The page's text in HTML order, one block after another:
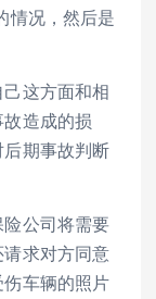
情况，然后是
这方面和相
造成的损
期事故判断
公司将需要
求对方同意
车辆的照片